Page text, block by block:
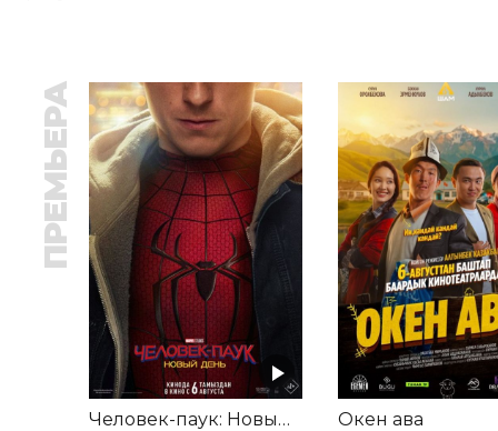
ПРЕМЬЕРА
Человек-паук: Новый день Окен ава